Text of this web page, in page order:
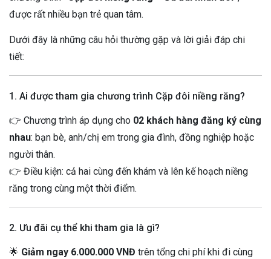
được rất nhiều bạn trẻ quan tâm.
Dưới đây là những câu hỏi thường gặp và lời giải đáp chi
tiết:
1. Ai được tham gia chương trình Cặp đôi niềng răng?
👉 Chương trình áp dụng cho 02 khách hàng đăng ký cùng
nhau: bạn bè, anh/chị em trong gia đình, đồng nghiệp hoặc
người thân.
👉 Điều kiện: cả hai cùng đến khám và lên kế hoạch niềng
răng trong cùng một thời điểm.
2. Ưu đãi cụ thể khi tham gia là gì?
🌟 Giảm ngay 6.000.000 VNĐ trên tổng chi phí khi đi cùng